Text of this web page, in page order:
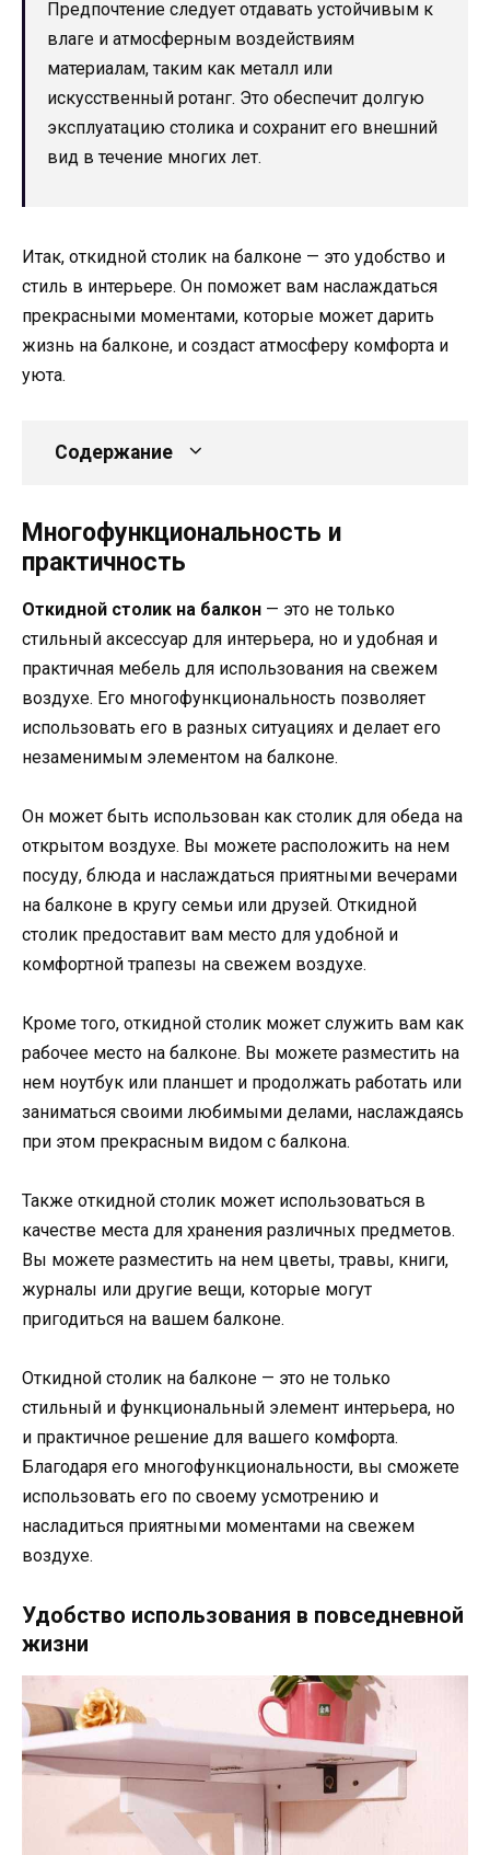
Предпочтение следует отдавать устойчивым к
влаге и атмосферным воздействиям
материалам, таким как металл или
искусственный ротанг. Это обеспечит долгую
эксплуатацию столика и сохранит его внешний
вид в течение многих лет.
Итак, откидной столик на балконе — это удобство и
стиль в интерьере. Он поможет вам наслаждаться
прекрасными моментами, которые может дарить
жизнь на балконе, и создаст атмосферу комфорта и
уюта.
Содержание
Многофункциональность и
практичность
Откидной столик на балкон — это не только
стильный аксессуар для интерьера, но и удобная и
практичная мебель для использования на свежем
воздухе. Его многофункциональность позволяет
использовать его в разных ситуациях и делает его
незаменимым элементом на балконе.
Он может быть использован как столик для обеда на
открытом воздухе. Вы можете расположить на нем
посуду, блюда и наслаждаться приятными вечерами
на балконе в кругу семьи или друзей. Откидной
столик предоставит вам место для удобной и
комфортной трапезы на свежем воздухе.
Кроме того, откидной столик может служить вам как
рабочее место на балконе. Вы можете разместить на
нем ноутбук или планшет и продолжать работать или
заниматься своими любимыми делами, наслаждаясь
при этом прекрасным видом с балкона.
Также откидной столик может использоваться в
качестве места для хранения различных предметов.
Вы можете разместить на нем цветы, травы, книги,
журналы или другие вещи, которые могут
пригодиться на вашем балконе.
Откидной столик на балконе — это не только
стильный и функциональный элемент интерьера, но
и практичное решение для вашего комфорта.
Благодаря его многофункциональности, вы сможете
использовать его по своему усмотрению и
насладиться приятными моментами на свежем
воздухе.
Удобство использования в повседневной
жизни